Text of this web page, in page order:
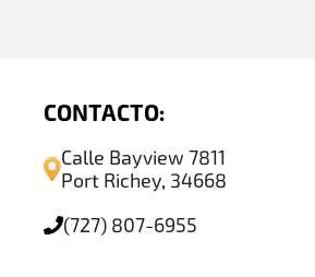
CONTACTO:
Calle Bayview 7811
Port Richey, 34668
(727) 807-6955